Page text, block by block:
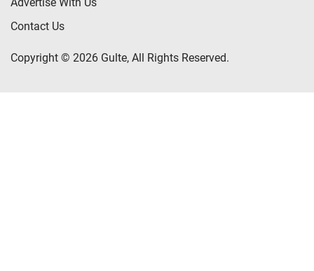
Contact Us
Copyright © 2026 Gulte, All Rights Reserved.